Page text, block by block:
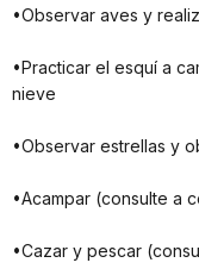
•Observar aves y
•Practicar el esquí a
nieve
•Observar estrellas y
•Acampar (consulte a
•Cazar y pescar